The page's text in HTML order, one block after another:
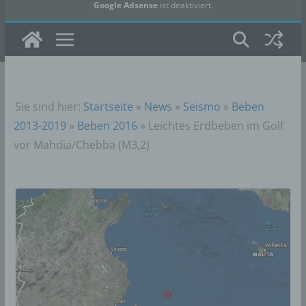
Google Adsenseist deaktiviert.
✓ Erlauben Datenschutzbedingungen
Sie sind hier: Startseite » News » Seismo » Beben
2013-2019 » Beben 2016» Leichtes Erdbeben im Golf
vor Mahdia/Chebba (M3,2)